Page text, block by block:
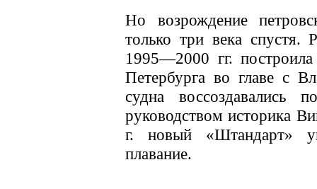
Но возрождение
только три века спустя.
1995—2000 гг.
Петербурга во главе с
судна воссоздавались
руководством историка
г. новый «Штандарт»
плавание.